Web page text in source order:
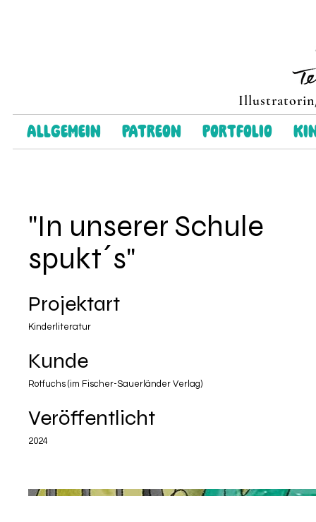
Allgemein Patreon Portfolio
"In unserer Schule
spukt´s"
Projektart
Kinderliteratur
Kunde
Rotfuchs (im Fischer-Sauerländer Verlag)
Veröffentlicht
2024